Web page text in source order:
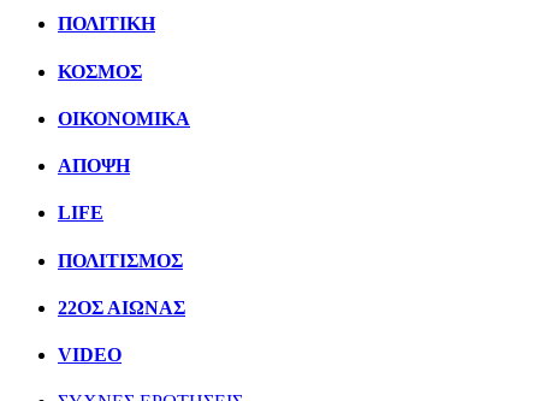
ΠΟΛΙΤΙΚΗ
ΚΟΣΜΟΣ
ΟΙΚΟΝΟΜΙΚΑ
ΑΠΟΨΗ
LIFE
ΠΟΛΙΤIΣΜΟΣ
22ΟΣ ΑΙΩΝΑΣ
VIDEO